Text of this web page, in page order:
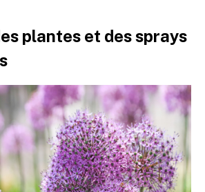
plantes et des sprays